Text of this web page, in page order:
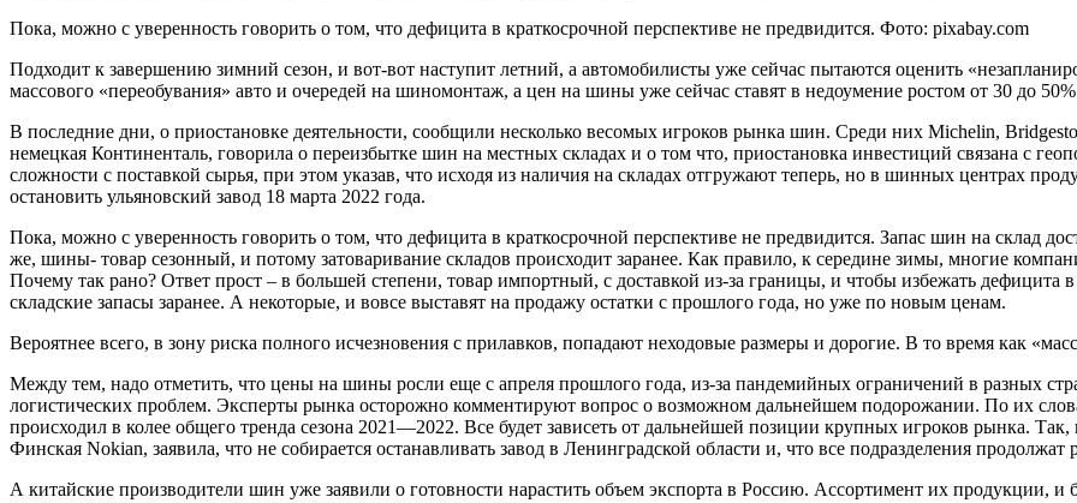
Пока, можно с уверенность говорить о том, что дефицита в краткосрочной перспективе не предвидится. Фото: pixabay.com
Подходит к завершению зимний сезон, и вот-вот наступит летний, а автомобилисты уже сейчас пытаются оценить
массового «переобувания» авто и очередей на шиномонтаж, а цен на шины уже сейчас ставят в недоумение ростом от 30 до
В последние дни, о приостановке деятельности, сообщили несколько весомых игроков рынка шин. Среди них Michelin,
немецкая Континенталь, говорила о переизбытке шин на местных складах и о том что, приостановка инвестиций связана с
сложности с поставкой сырья, при этом указав, что исходя из наличия на складах отгружают теперь, но в шинных центрах
остановить ульяновский завод 18 марта 2022 года.
Пока, можно с уверенность говорить о том, что дефицита в краткосрочной перспективе не предвидится. Запас шин на склад
же, шины- товар сезонный, и потому затоваривание складов происходит заранее. Как правило, к середине зимы, многие
Почему так рано? Ответ прост – в большей степени, товар импортный, с доставкой из-за границы, и чтобы избежать дефицита в
складские запасы заранее. А некоторые, и вовсе выставят на продажу остатки с прошлого года, но уже по новым ценам.
Вероятнее всего, в зону риска полного исчезновения с прилавков, попадают неходовые размеры и дорогие. В то время как
Между тем, надо отметить, что цены на шины росли еще с апреля прошлого года, из-за пандемийных ограничений в разных
логистических проблем. Эксперты рынка осторожно комментируют вопрос о возможном дальнейшем подорожании. По их
происходил в колее общего тренда сезона 2021—2022. Все будет зависеть от дальнейшей позиции крупных игроков рынка.
Финская Nokian, заявила, что не собирается останавливать завод в Ленинградской области и, что все подразделения
А китайские производители шин уже заявили о готовности нарастить объем экспорта в Россию. Ассортимент их продукции, и